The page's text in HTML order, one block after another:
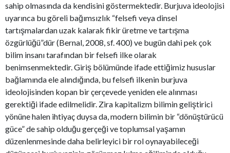
sahip olmasında da kendisini göstermektedir. Burjuva ideolojisi
uyarınca bu göreli bağımsızlık “felsefi veya dinsel
tartışmalardan uzak kalarak fikir üretme ve tartışma
özgürlüğü”dür (Bernal, 2008, sf. 400) ve bugün dahi pek çok
bilim insanı tarafından bir felsefi ilke olarak
benimsenmektedir. Giriş bölümünde ifade ettiğimiz hususlar
bağlamında ele alındığında, bu felsefi ilkenin burjuva
ideolojisinden kopan bir çerçevede yeniden ele alınması
gerektiği ifade edilmelidir. Zira kapitalizm bilimin geliştirici
yönüne halen ihtiyaç duysa da, modern bilimin bir “dönüştürücü
güce” de sahip olduğu gerçeği ve toplumsal yaşamın
düzenlenmesinde daha belirleyici bir rol oynayabileceği